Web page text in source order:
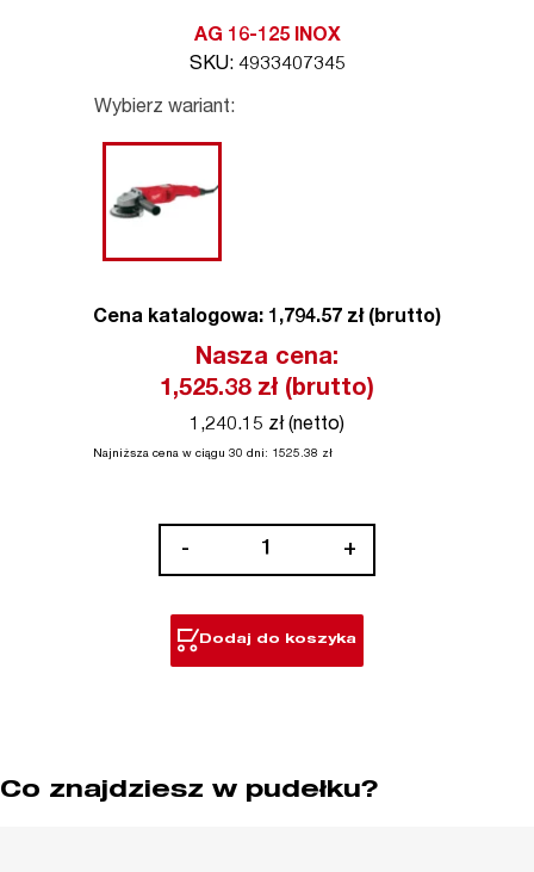
AG 16-125 INOX
SKU: 4933407345
Wybierz wariant:
Cena katalogowa: 1,794.57 zł (brutto)
Nasza cena:
1,525.38zł (brutto)
1,240.15 zł (netto)
Najniższa cena w ciągu 30 dni: 1525.38 zł
-
kątowa
+
Dodaj do koszyka
Co znajdziesz w pudełku?